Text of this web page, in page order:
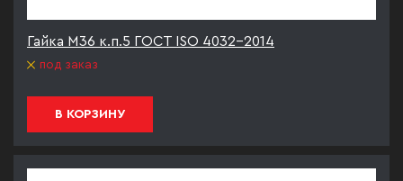
Гайка М36 к.п.5 ГОСТ ISO 4032-2014
под заказ
В КОРЗИНУ